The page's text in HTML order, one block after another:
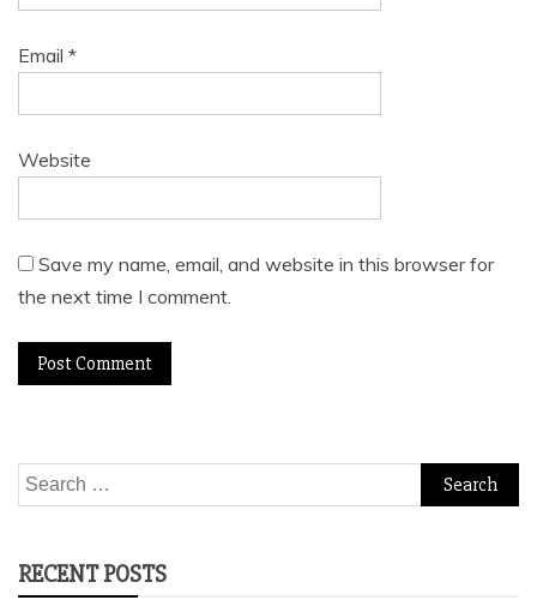
Email *
Website
Save my name, email, and website in this browser for
the next time I comment.
Search
for:
RECENT POSTS